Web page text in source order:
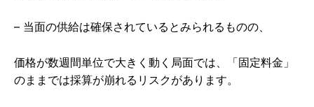
– 当面の供給は確保されているとみられるものの、
価格が数週間単位で大きく動く局面では、「固定料金」
のままでは採算が崩れるリスクがあります。